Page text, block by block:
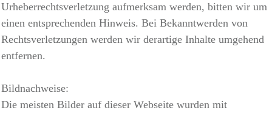
Urheberrechtsverletzung aufmerksam werden, bitten wir um
einen entsprechenden Hinweis. Bei Bekanntwerden von
Rechtsverletzungen werden wir derartige Inhalte umgehend
entfernen.
Bildnachweise:
Die meisten Bilder auf dieser Webseite wurden mit